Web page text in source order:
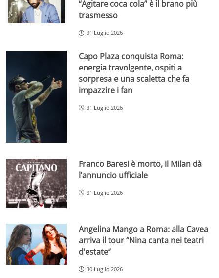
“Agitare coca cola” è il brano più
trasmesso
31 Luglio 2026
Capo Plaza conquista Roma:
energia travolgente, ospiti a
sorpresa e una scaletta che fa
impazzire i fan
31 Luglio 2026
Franco Baresi è morto, il Milan dà
l’annuncio ufficiale
31 Luglio 2026
Angelina Mango a Roma: alla Cavea
arriva il tour “Nina canta nei teatri
d’estate”
30 Luglio 2026